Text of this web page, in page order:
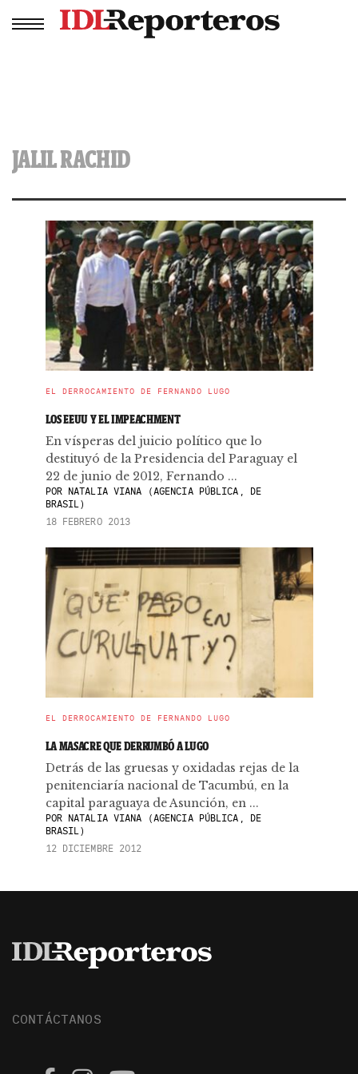
JALIL RACHID
EL DERROCAMIENTO DE FERNANDO LUGO
LOS EEUU Y EL IMPEACHMENT
En vísperas del juicio político que lo
destituyó de la Presidencia del Paraguay el
22 de junio de 2012, Fernando ...
PORNATALIA VIANA (AGENCIA PÚBLICA, DE
BRASIL)
18 FEBRERO 2013
EL DERROCAMIENTO DE FERNANDO LUGO
LA MASACRE QUE DERRUMBÓ A LUGO
Detrás de las gruesas y oxidadas rejas de la
penitenciaría nacional de Tacumbú, en la
capital paraguaya de Asunción, en ...
PORNATALIA VIANA (AGENCIA PÚBLICA, DE
BRASIL)
12 DICIEMBRE 2012
CONTÁCTANOS